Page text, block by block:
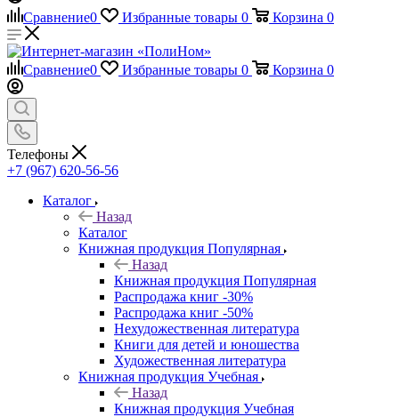
Сравнение0 Избранные товары 0 Корзина 0
Сравнение0 Избранные товары 0 Корзина 0
Телефоны
+7 (967) 620-56-56
Каталог
Назад
Каталог
Книжная продукция Популярная
Назад
Книжная продукция Популярная
Распродажа книг -30%
Распродажа книг -50%
Нехудожественная литература
Книги для детей и юношества
Художественная литература
Книжная продукция Учебная
Назад
Книжная продукция Учебная